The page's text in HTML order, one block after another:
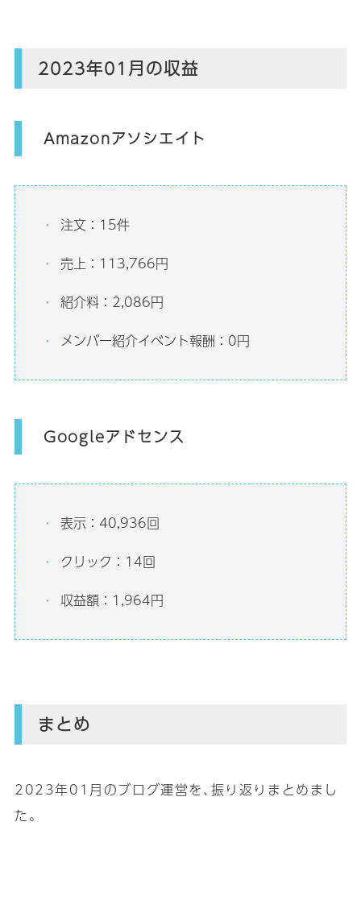
2023年01月の収益
Amazonアソシエイト
注文：15件
売上：113,766円
紹介料：2,086円
メンバー紹介イベント報酬：0円
Googleアドセンス
表示：40,936回
クリック：14回
収益額：1,964円
まとめ
2023年01月のブログ運営を､振り返りまとめまし
た｡